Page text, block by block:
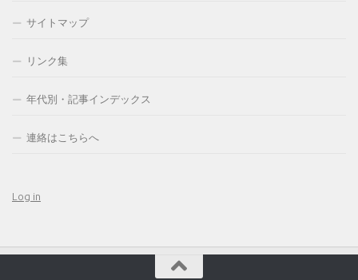
サイトマップ
リンク集
年代別・記事インデックス
連絡はこちらへ
Log in